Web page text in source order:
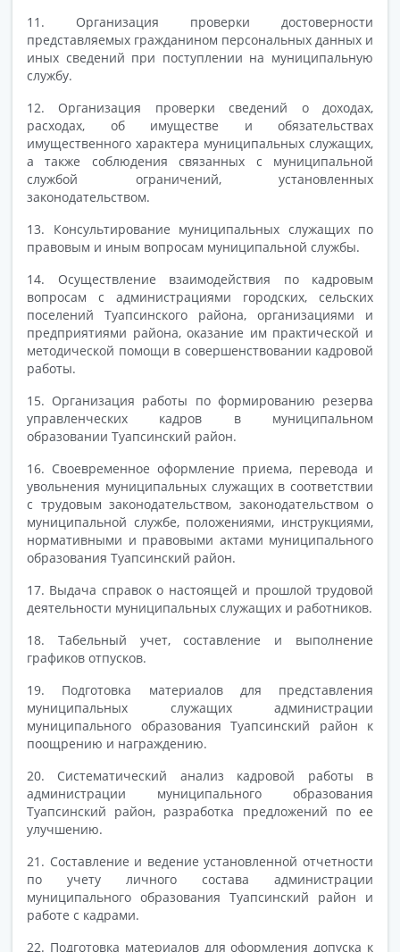
11. Организация проверки достоверности
представляемых гражданином персональных данных и
иных сведений при поступлении на муниципальную
службу.
12. Организация проверки сведений о доходах,
расходах, об имуществе и обязательствах
имущественного характера муниципальных служащих,
а также соблюдения связанных с муниципальной
службой ограничений, установленных
законодательством.
13. Консультирование муниципальных служащих по
правовым и иным вопросам муниципальной службы.
14. Осуществление взаимодействия по кадровым
вопросам с администрациями городских, сельских
поселений Туапсинского района, организациями и
предприятиями района, оказание им практической и
методической помощи в совершенствовании кадровой
работы.
15. Организация работы по формированию резерва
управленческих кадров в муниципальном
образовании Туапсинский район.
16. Своевременное оформление приема, перевода и
увольнения муниципальных служащих в соответствии
с трудовым законодательством, законодательством о
муниципальной службе, положениями, инструкциями,
нормативными и правовыми актами муниципального
образования Туапсинский район.
17. Выдача справок о настоящей и прошлой трудовой
деятельности муниципальных служащих и работников.
18. Табельный учет, составление и выполнение
графиков отпусков.
19. Подготовка материалов для представления
муниципальных служащих администрации
муниципального образования Туапсинский район к
поощрению и награждению.
20. Систематический анализ кадровой работы в
администрации муниципального образования
Туапсинский район, разработка предложений по ее
улучшению.
21. Составление и ведение установленной отчетности
по учету личного состава администрации
муниципального образования Туапсинский район и
работе с кадрами.
22. Подготовка материалов для оформления допуска к